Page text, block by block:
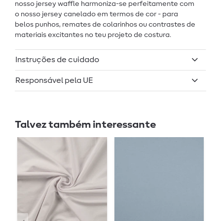
nosso jersey waffle harmoniza-se perfeitamente com
o nosso jersey canelado em termos de cor - para
belos punhos, remates de colarinhos ou contrastes de
materiais excitantes no teu projeto de costura.
Instruções de cuidado
Responsável pela UE
Talvez também interessante